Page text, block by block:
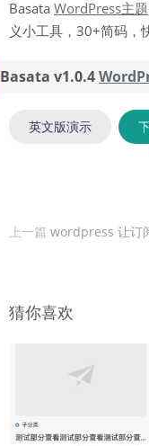
Basata WordPress主题
义小工具，30+简码，
Basata v1.0.4
英文版演示
上一篇 wordpress 让订
猜你喜欢